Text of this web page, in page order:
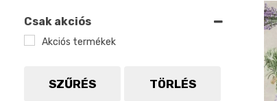
krém
lila
Csak akciós
Akciós termékek
SZŰRÉS TÖRLÉS